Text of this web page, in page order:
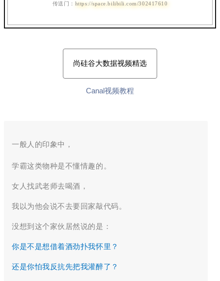
传送门： https://space.bilibili.com/302417610
尚硅谷大数据视频精选
Canal视频教程
一般人的印象中，
学霸这类物种是不懂情趣的。
女人找武老师去喝酒，
我以为他会说不去要回家敲代码。
没想到这个家伙居然说的是：
你是不是想借着酒劲扑我怀里？
还是你怕我反抗先把我灌醉了？